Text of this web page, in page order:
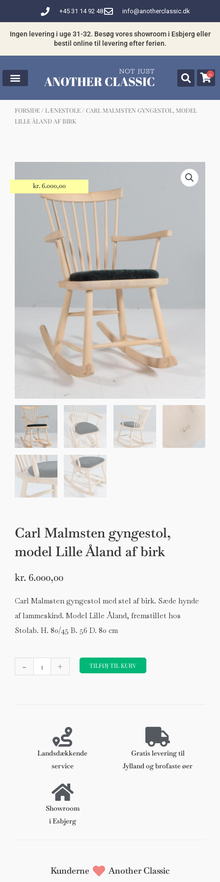
indholdet
+45 31 14 92 48 info@anotherclassic.dk
Ingen levering i uge 31-32. Besøg vores showroom i Esbjerg eller
bestil online til levering efter ferien.
0
FORSIDE / LÆNESTOLE / CARL MALMSTEN GYNGESTOL, MODEL
LILLE ÅLAND AF BIRK
have din interesse?
Sko til Arne Jacobsen stole
DKK 100,00
kr.6.000,00
Carl Malmsten gyngestol,
model Lille Åland af birk
kr. 6.000,00
Carl Malmsten gyngestol med stel af birk. Sæde hynde
af lammeskind. Model Lille Åland, fremstillet hos
Stolab. H. 80/45 B. 56 D. 80 cm
-
Malmsten
gyngestol,
+ TILFØJ TIL KURV
Landsdækkende
service
Gratis levering til
Jylland og brofaste øer
Showroom
i Esbjerg
Kunderne Another Classic